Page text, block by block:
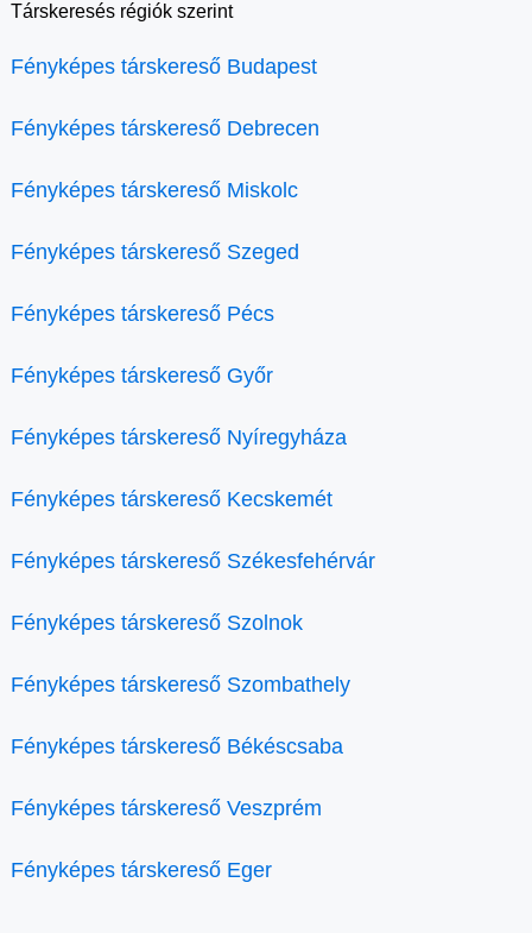
Társkeresés régiók szerint
Fényképes társkereső Budapest
Fényképes társkereső Debrecen
Fényképes társkereső Miskolc
Fényképes társkereső Szeged
Fényképes társkereső Pécs
Fényképes társkereső Győr
Fényképes társkereső Nyíregyháza
Fényképes társkereső Kecskemét
Fényképes társkereső Székesfehérvár
Fényképes társkereső Szolnok
Fényképes társkereső Szombathely
Fényképes társkereső Békéscsaba
Fényképes társkereső Veszprém
Fényképes társkereső Eger